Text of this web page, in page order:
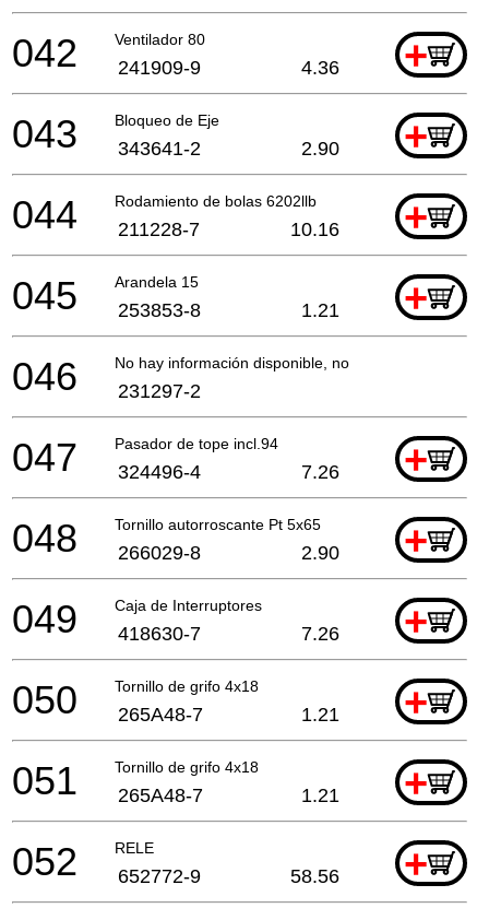
Ventilador 80 +
042 241909-9 4.36
Bloqueo de Eje +
043 343641-2 2.90
Rodamiento de bolas 6202llb +
044 211228-7 10.16
Arandela 15 +
045 253853-8 1.21
No hay información disponible, no se puede pedir
046 231297-2
Pasador de tope incl.94 +
047 324496-4 7.26
Tornillo autorroscante Pt 5x65 +
048 266029-8 2.90
Caja de Interruptores +
049 418630-7 7.26
Tornillo de grifo 4x18 +
050 265A48-7 1.21
Tornillo de grifo 4x18 +
051 265A48-7 1.21
RELE +
052 652772-9 58.56